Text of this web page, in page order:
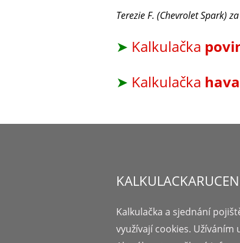
Terezie F. (Chevrolet Spark) za
➤ Kalkulačka
➤ Kalkulačka
Kalkulačka a sjednání
využívají cookies. Užíváním